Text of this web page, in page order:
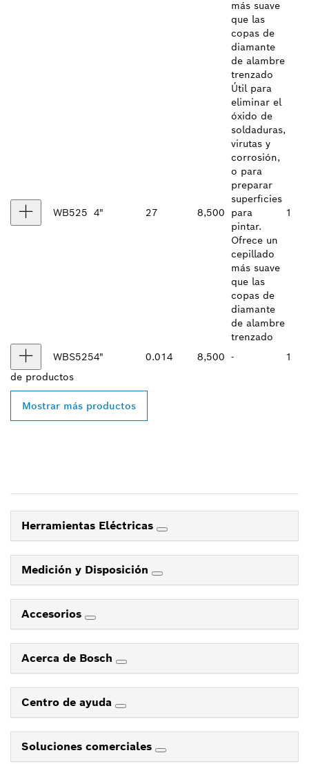
más suave
que las
copas de
diamante
de alambre
trenzado
WB525 4" 27 8,500
Útil para
eliminar el
óxido de
soldaduras,
virutas y
corrosión,
o para
preparar
superficies
para
pintar.
Ofrece un
cepillado
más suave
que las
copas de
diamante
de alambre
trenzado
1
WBS5254" 0.014 8,500 -
1
de productos
Mostrar más productos
Herramientas Eléctricas
Medición y Disposición
Accesorios
Acerca de Bosch
Centro de ayuda
Soluciones comerciales